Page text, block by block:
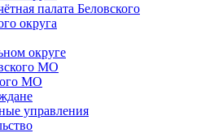
палата Беловского
округа
округе
МО
МО
управления